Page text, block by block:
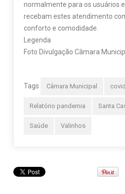
normalmente para os usuários
recebam estes atendimento
conforto e comodidade.
Legenda
Foto Divulgação Câmara
Tags Câmara Municipal
Relatório pandemia Santa
Saúde Valinhos